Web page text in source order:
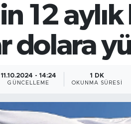
12 aylık
dolara
11.10.2024 - 14:24
GÜNCELLEME
1 DK
OKUNMA SÜRESI